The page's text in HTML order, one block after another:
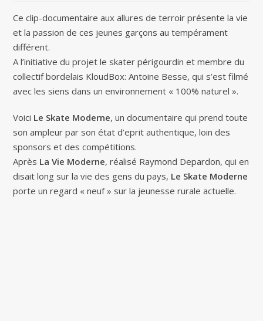
Ce clip-documentaire aux allures de terroir présente la vie
et la passion de ces jeunes garçons au tempérament
différent.
A l’initiative du projet le skater périgourdin et membre du
collectif bordelais KloudBox: Antoine Besse, qui s’est filmé
avec les siens dans un environnement « 100% naturel ».
Voici Le Skate Moderne, un documentaire qui prend toute
son ampleur par son état d’eprit authentique, loin des
sponsors et des compétitions.
Après La Vie Moderne, réalisé Raymond Depardon, qui en
disait long sur la vie des gens du pays, Le Skate Moderne
porte un regard « neuf » sur la jeunesse rurale actuelle.